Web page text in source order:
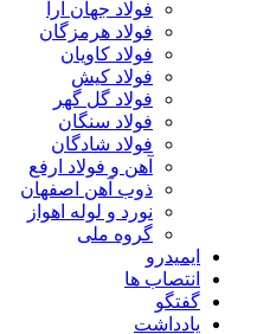
فولاد جهان آرا
فولاد هرمزگان
فولاد کاویان
فولاد کیش
فولاد گل گهر
فولاد سنگان
فولاد شادگان
آهن و فولاد ارفع
ذوب آهن اصفهان
نورد و لوله اهواز
گروه ملی
ایمیدرو
انتصاب ها
گفتگو
یادداشت